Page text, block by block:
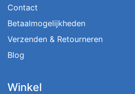
Contact
Betaalmogelijkheden
Verzenden & Retourneren
Blog
Winkel